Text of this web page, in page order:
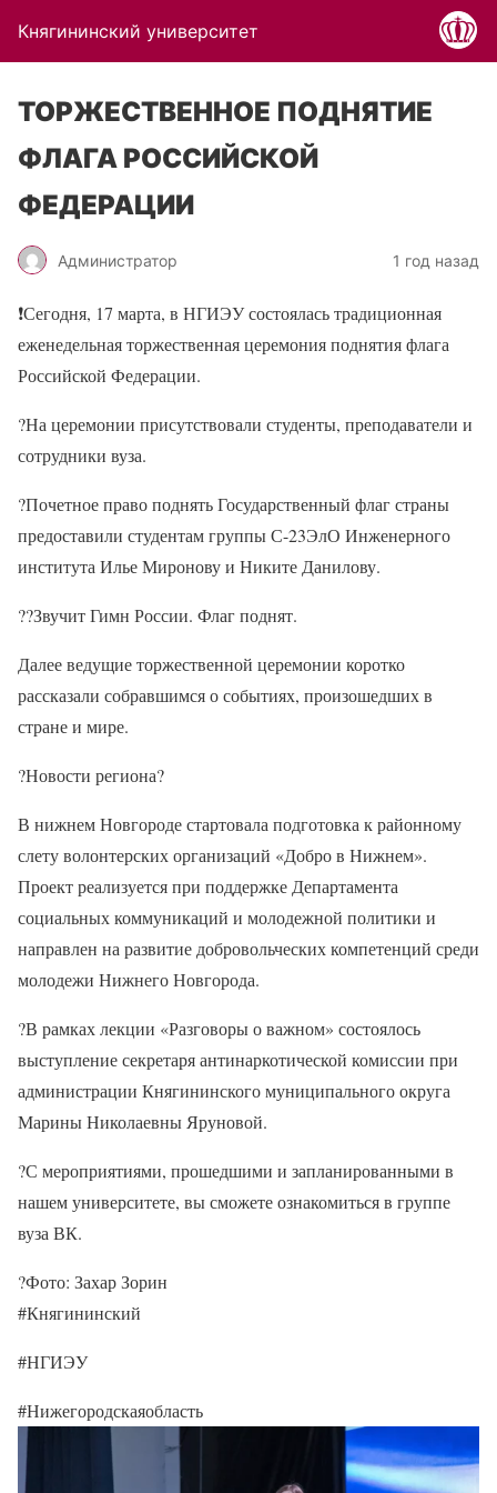
Княгининский университет
ТОРЖЕСТВЕННОЕ ПОДНЯТИЕ
ФЛАГА РОССИЙСКОЙ
ФЕДЕРАЦИИ
Администратор 1 год назад
❗Сегодня, 17 марта, в НГИЭУ состоялась традиционная
еженедельная торжественная церемония поднятия флага
Российской Федерации.
?На церемонии присутствовали студенты, преподаватели и
сотрудники вуза.
?Почетное право поднять Государственный флаг страны
предоставили студентам группы С-23ЭлО Инженерного
института Илье Миронову и Никите Данилову.
??Звучит Гимн России. Флаг поднят.
Далее ведущие торжественной церемонии коротко
рассказали собравшимся о событиях, произошедших в
стране и мире.
?Новости региона?
В нижнем Новгороде стартовала подготовка к районному
слету волонтерских организаций «Добро в Нижнем».
Проект реализуется при поддержке Департамента
социальных коммуникаций и молодежной политики и
направлен на развитие добровольческих компетенций среди
молодежи Нижнего Новгорода.
?В рамках лекции «Разговоры о важном» состоялось
выступление секретаря антинаркотической комиссии при
администрации Княгининского муниципального округа
Марины Николаевны Яруновой.
?С мероприятиями, прошедшими и запланированными в
нашем университете, вы сможете ознакомиться в группе
вуза ВК.
?Фото: Захар Зорин
#Княгининский
#НГИЭУ
#Нижегородскаяобласть